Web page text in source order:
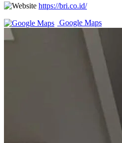
https://bri.co.id/
Google Maps